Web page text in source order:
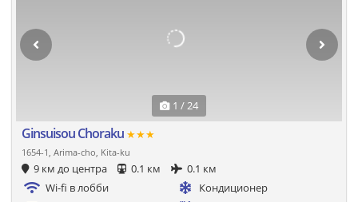
1 / 24
Ginsuisou Choraku ★★★
1654-1, Arima-cho, Kita-ku
9 км до центра 0.1 км
0.1 км
Wi-fi в лобби
Кондиционер